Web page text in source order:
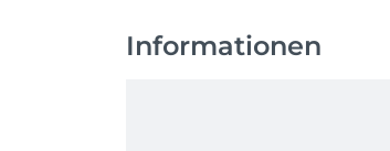
Informationen